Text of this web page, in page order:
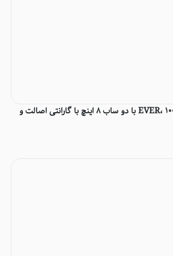
اسپیکر شرکتی اورجینال EVER، 1006 با دو ساب 8 اینچ با گارانتی اصالت و